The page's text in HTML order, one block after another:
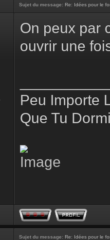
Sujet du message: Re: Idées pour le
On peux par
ouvrir une
Peu Importe
Que Tu
Sujet du message: Re: Idées pour le